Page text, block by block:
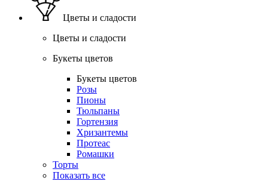
Цветы и сладости
Цветы и сладости
Букеты цветов
Букеты цветов
Розы
Пионы
Тюльпаны
Гортензия
Хризантемы
Протеас
Ромашки
Торты
Показать все